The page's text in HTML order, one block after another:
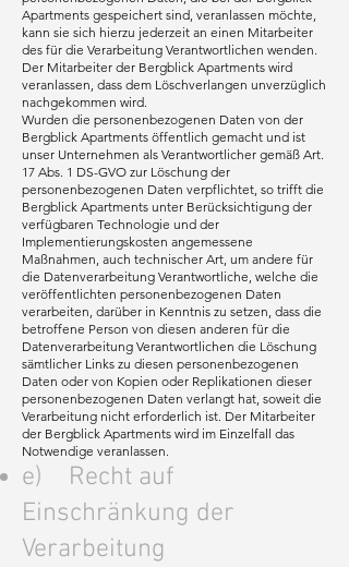
Apartments gespeichert sind, veranlassen möchte,
kann sie sich hierzu jederzeit an einen Mitarbeiter
des für die Verarbeitung Verantwortlichen wenden.
Der Mitarbeiter der Bergblick Apartments wird
veranlassen, dass dem Löschverlangen unverzüglich
nachgekommen wird.
Wurden die personenbezogenen Daten von der
Bergblick Apartments öffentlich gemacht und ist
unser Unternehmen als Verantwortlicher gemäß Art.
17 Abs. 1 DS-GVO zur Löschung der
personenbezogenen Daten verpflichtet, so trifft die
Bergblick Apartments unter Berücksichtigung der
verfügbaren Technologie und der
Implementierungskosten angemessene
Maßnahmen, auch technischer Art, um andere für
die Datenverarbeitung Verantwortliche, welche die
veröffentlichten personenbezogenen Daten
verarbeiten, darüber in Kenntnis zu setzen, dass die
betroffene Person von diesen anderen für die
Datenverarbeitung Verantwortlichen die Löschung
sämtlicher Links zu diesen personenbezogenen
Daten oder von Kopien oder Replikationen dieser
personenbezogenen Daten verlangt hat, soweit die
Verarbeitung nicht erforderlich ist. Der Mitarbeiter
der Bergblick Apartments wird im Einzelfall das
Notwendige veranlassen.
e) Recht auf
Einschränkung der
Verarbeitung